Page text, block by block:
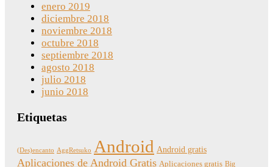
enero 2019
diciembre 2018
noviembre 2018
octubre 2018
septiembre 2018
agosto 2018
julio 2018
junio 2018
Etiquetas
(Des)encanto AggRetsuko Android Android gratis
Aplicaciones de Android Gratis Aplicaciones gratis Big